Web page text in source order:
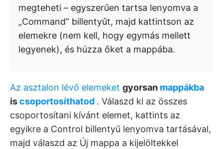
megteheti – egyszerűen tartsa lenyomva a
„Command” billentyűt, majd kattintson az
elemekre (nem kell, hogy egymás mellett
legyenek), és húzza őket a mappába.
Az asztalon lévő elemeket gyorsan mappákba
iscsoportosíthatod . Válaszd ki az összes
csoportosítani kívánt elemet, kattints az
egyikre a Control billentyű lenyomva tartásával,
majd válaszd az Új mappa a kijelöltekkel